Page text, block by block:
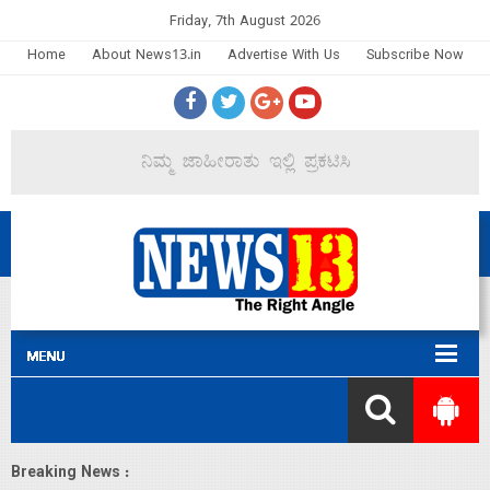
Friday, 7th August 2026
Home
About News13.in Advertise With Us Subscribe Now
Breaking News :